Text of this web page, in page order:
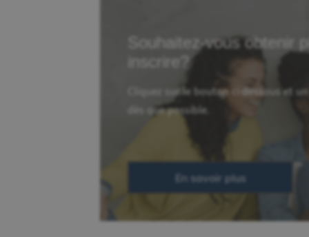
Souhaitez-vous obtenir
inscrire?
Cliquez sur le bouton ci-dessous et
dès que possible.
En savoir plus